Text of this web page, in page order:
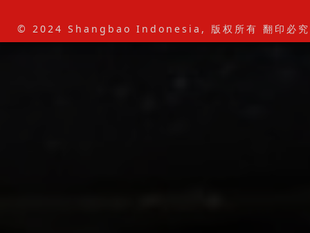
© 2024 Shangbao Indonesia, 版权所有 翻印必